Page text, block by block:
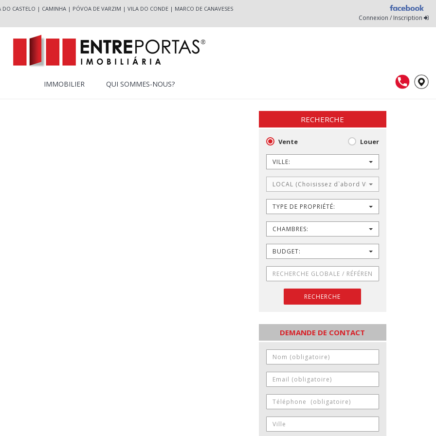
DO CASTELO | CAMINHA| PÓVOA DE VARZIM | VILA DO CONDE| MARCO DE CANAVESES
Connexion / Inscription
IMMOBILIER QUI SOMMES-NOUS?
RECHERCHE
Vente Louer
VILLE:
LOCAL (Choisissez d`abord VILLE)
TYPE DE PROPRIÉTÉ:
CHAMBRES:
BUDGET:
RECHERCHE
DEMANDE DE CONTACT